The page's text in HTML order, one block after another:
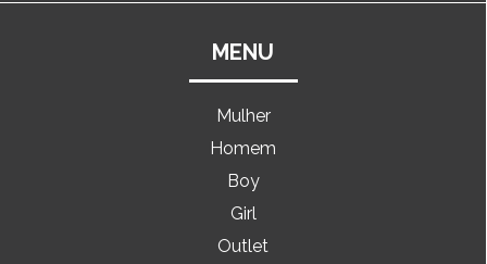
MENU
Mulher
Homem
Boy
Girl
Outlet